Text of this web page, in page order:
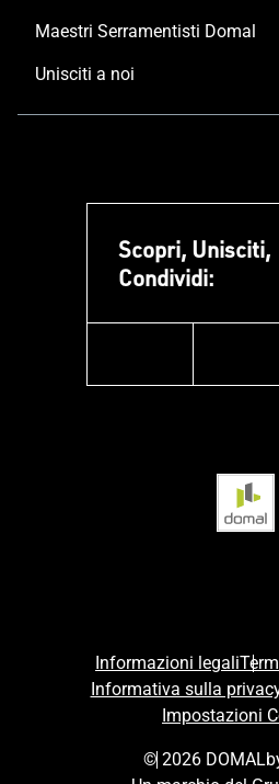
Maestri Serramentisti Domal
Unisciti a noi
Scopri, Unisciti,
Condividi:
Informazioni legali
Informativa sulla
Impostazioni
© 2026 DOMAL